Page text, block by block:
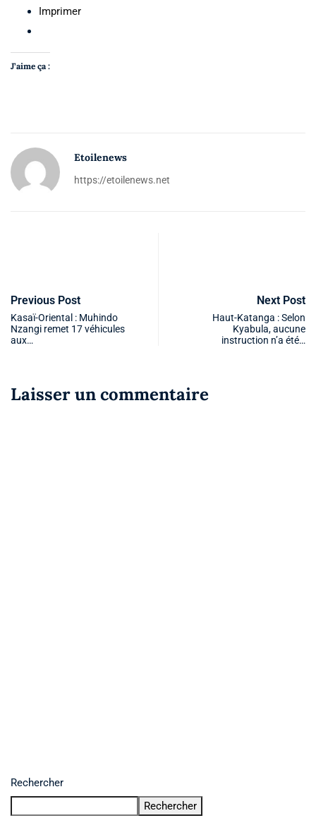
Imprimer
J’aime ça :
Etoilenews
https://etoilenews.net
Previous Post
Kasaï-Oriental : Muhindo
Nzangi remet 17 véhicules
aux…
Next Post
Haut-Katanga : Selon
Kyabula, aucune
instruction n’a été…
Laisser un commentaire
Rechercher
Rechercher